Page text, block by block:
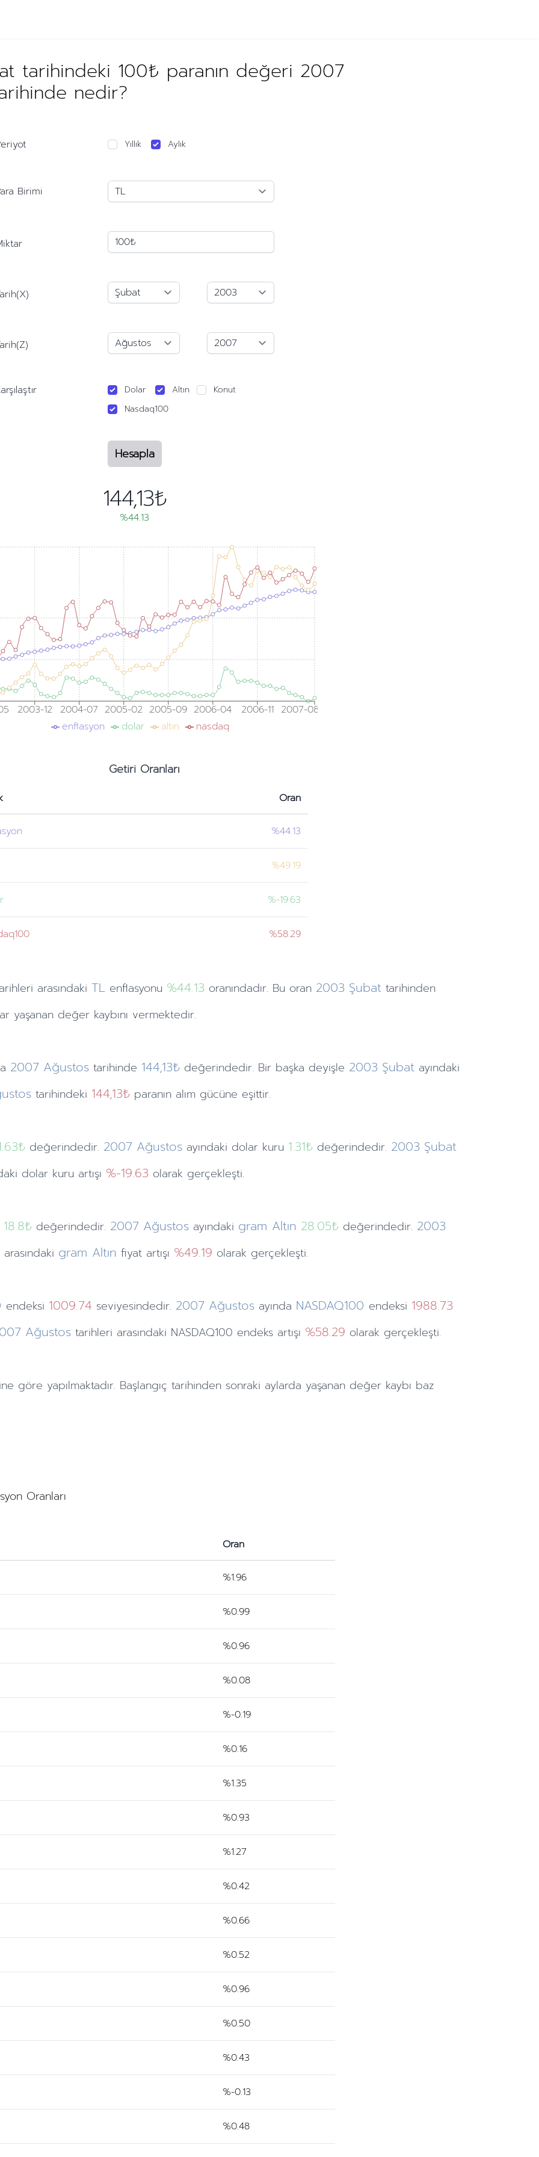
tarihindeki 100₺ paranın değeri 2007
nedir?
Yıllık Aylık
Birimi
Dolar Altın
Konut
Nasdaq100
Hesapla
144,13₺
%44.13
2003-12 2004-07 2005-02 2005-09 2006-04 2006-11 2007-08
enflasyon dolar altın nasdaq
Getiri Oranları
Oran
%44.13
%49.19
%-19.63
%58.29
arasındaki TL enflasyonu %44.13 oranındadır. Bu oran 2003 Şubat tarihinden
yaşanan değer kaybını vermektedir.
2007 Ağustos tarihinde 144,13₺ değerindedir. Bir başka deyişle 2003 Şubat ayındaki
tarihindeki 144,13₺ paranın alım gücüne eşittir.
₺ değerindedir. 2007 Ağustos ayındaki dolar kuru 1.31₺ değerindedir. 2003 Şubat
dolar kuru artışı %-19.63 olarak gerçekleşti.
18.8₺ değerindedir. 2007 Ağustos ayındaki gram Altın 28.05₺ değerindedir. 2003
gram Altın fiyat artışı %49.19 olarak gerçekleşti.
endeksi 1009.74 seviyesindedir. 2007 Ağustos ayında NASDAQ100 endeksi 1988.73
Ağustos tarihleri arasındaki NASDAQ100 endeks artışı %58.29 olarak gerçekleşti.
göre yapılmaktadır. Başlangıç tarihinden sonraki aylarda yaşanan değer kaybı baz
Oranları
Oran
%1.96
%0.99
%0.96
%0.08
%-0.19
%0.16
%1.35
%0.93
%1.27
%0.42
%0.66
%0.52
%0.96
%0.50
%0.43
%-0.13
%0.48